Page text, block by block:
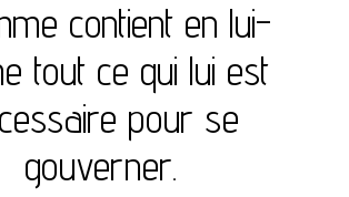
contient en lui-
tout ce qui lui est
pour se
gouverner.